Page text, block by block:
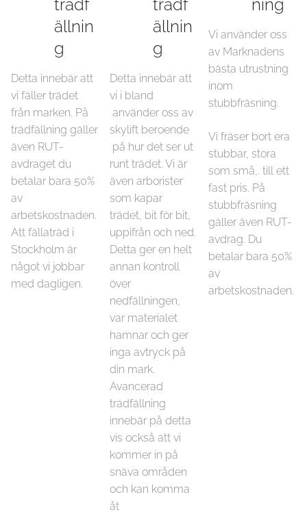
trädf
ällnin
g
Detta innebär att
vi fäller trädet
från marken. På
trädfällning gäller
även RUT-
avdraget du
betalar bara 50%
av
arbetskostnaden.
Att fällaträd i
Stockholm är
något vi jobbar
med dagligen.
trädf
ällnin
g
Detta innebär att
vi i bland
använder oss av
skylift beroende
på hur det ser ut
runt trädet. Vi är
även arborister
som kapar
trädet, bit för bit,
uppifrån och ned.
Detta ger en helt
annan kontroll
över
nedfällningen,
var materialet
hamnar och ger
inga avtryck på
din mark.
Avancerad
trädfällning
innebär på detta
vis också att vi
kommer in på
snäva områden
och kan komma
åt
ning
Vi använder oss
av Marknadens
bästa utrustning
inom
stubbfräsning.
Vi fräser bort era
stubbar, stora
som små,. till ett
fast pris. På
stubbfräsning
gäller även RUT-
avdrag. Du
betalar bara 50%
av
arbetskostnaden.